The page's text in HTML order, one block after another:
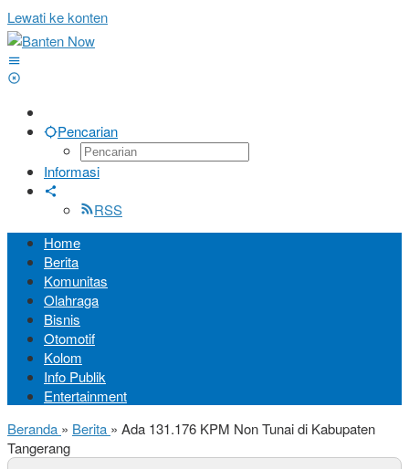
Lewati ke konten
Pencarian
Informasi
RSS
Home
Berita
Komunitas
Olahraga
Bisnis
Otomotif
Kolom
Info Publik
Entertainment
Beranda » Berita » Ada 131.176 KPM Non Tunai di Kabupaten
Tangerang